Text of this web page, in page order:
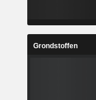
Grondstoffen